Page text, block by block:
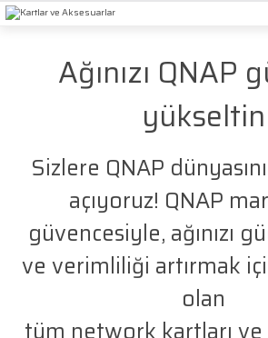
Ağınızı QNAP
yükseltin
Sizlere QNAP
açıyoruz! QNAP
güvencesiyle, ağınızı
ve verimliliği artırmak
olan